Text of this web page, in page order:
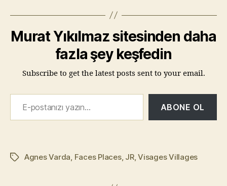
haftalarda internet üzerinden de yayınlandı.
dakikalık bu kısa film, medeniyet ve doğa
çatışmasına yeni bir boyut kazandırıyor.
https://vimeo.com/161599224
Murat Yıkılmaz sitesinden daha
fazla şey keşfedin
Subscribe to get the latest posts sent to your email.
E-postanızı yazın…
ABONE OL
EtiketlerAgnes Varda Faces Places, JR,Visages Villages